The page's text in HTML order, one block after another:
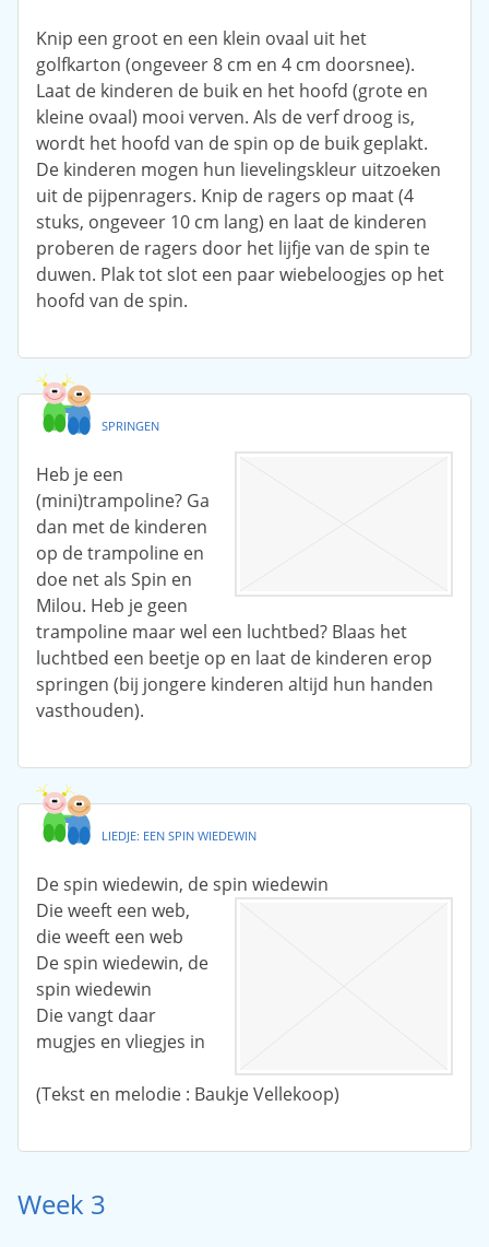
Knip een groot en een klein ovaal uit het
golfkarton (ongeveer 8 cm en 4 cm doorsnee).
Laat de kinderen de buik en het hoofd (grote en
kleine ovaal) mooi verven. Als de verf droog is,
wordt het hoofd van de spin op de buik geplakt.
De kinderen mogen hun lievelingskleur uitzoeken
uit de pijpenragers. Knip de ragers op maat (4
stuks, ongeveer 10 cm lang) en laat de kinderen
proberen de ragers door het lijfje van de spin te
duwen. Plak tot slot een paar wiebeloogjes op het
hoofd van de spin.
SPRINGEN
Heb je een
(mini)trampoline? Ga
dan met de kinderen
op de trampoline en
doe net als Spin en
Milou. Heb je geen
trampoline maar wel een luchtbed? Blaas het
luchtbed een beetje op en laat de kinderen erop
springen (bij jongere kinderen altijd hun handen
vasthouden).
LIEDJE: EEN SPIN WIEDEWIN
De spin wiedewin, de spin wiedewin
Die weeft een web,
die weeft een web
De spin wiedewin, de
spin wiedewin
Die vangt daar
mugjes en vliegjes in
(Tekst en melodie : Baukje Vellekoop)
Week 3